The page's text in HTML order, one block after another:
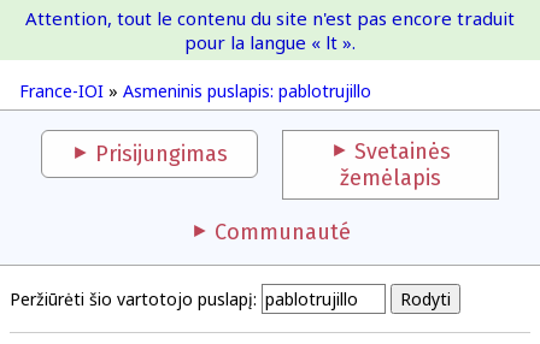
France-IOI
France-IOI » Asmeninis puslapis: pablotrujillo
Attention, tout le contenu du site n'est pas encore traduit
pour la langue « lt ».
Prisijungimas
Svetainės
žemėlapis
Communauté
Peržiūrėti šio vartotojo puslapį: